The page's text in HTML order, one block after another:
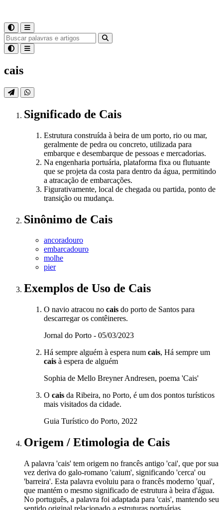
cais
Significado de Cais
Estrutura construída à beira de um porto, rio ou mar,
geralmente de pedra ou concreto, utilizada para
embarque e desembarque de pessoas e mercadorias.
Na engenharia portuária, plataforma fixa ou flutuante
que se projeta da costa para dentro da água, permitindo
a atracação de embarcações.
Figurativamente, local de chegada ou partida, ponto de
transição ou mudança.
Sinônimo de Cais
ancoradouro
embarcadouro
molhe
pier
Exemplos de Uso de Cais
O navio atracou no cais do porto de Santos para
descarregar os contêineres.
Jornal do Porto - 05/03/2023
Há sempre alguém à espera num cais, Há sempre um
cais à espera de alguém
Sophia de Mello Breyner Andresen, poema 'Cais'
O cais da Ribeira, no Porto, é um dos pontos turísticos
mais visitados da cidade.
Guia Turístico do Porto, 2022
Origem / Etimologia de Cais
A palavra 'cais' tem origem no francês antigo 'cai', que por sua
vez deriva do galo-romano 'caium', significando 'cerca' ou
'barreira'. Esta palavra evoluiu para o francês moderno 'quai',
que mantém o mesmo significado de estrutura à beira d'água.
No português, a palavra foi adaptada para 'cais', mantendo seu
sentido original relacionado a estruturas portuárias.